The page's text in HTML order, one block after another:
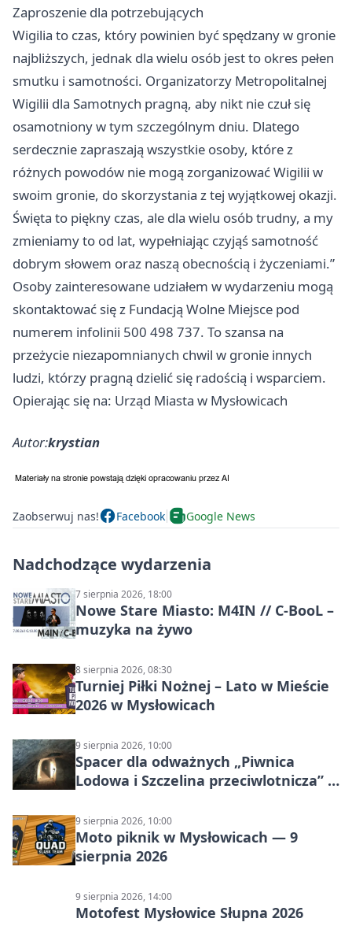
Zaproszenie dla potrzebujących
Wigilia to czas, który powinien być spędzany w gronie
najbliższych, jednak dla wielu osób jest to okres pełen
smutku i samotności. Organizatorzy Metropolitalnej
Wigilii dla Samotnych pragną, aby nikt nie czuł się
osamotniony w tym szczególnym dniu. Dlatego
serdecznie zapraszają wszystkie osoby, które z
różnych powodów nie mogą zorganizować Wigilii w
swoim gronie, do skorzystania z tej wyjątkowej okazji.
Święta to piękny czas, ale dla wielu osób trudny, a my
zmieniamy to od lat, wypełniając czyjąś samotność
dobrym słowem oraz naszą obecnością i życzeniami.”
Osoby zainteresowane udziałem w wydarzeniu mogą
skontaktować się z Fundacją Wolne Miejsce pod
numerem infolinii 500 498 737. To szansa na
przeżycie niezapomnianych chwil w gronie innych
ludzi, którzy pragną dzielić się radością i wsparciem.
Opierając się na: Urząd Miasta w Mysłowicach
Autor:krystian
Zaobserwuj nas! Facebook Google News
Nadchodzące wydarzenia
7 sierpnia 2026, 18:00
Nowe Stare Miasto: M4IN // C-BooL –
muzyka na żywo
8 sierpnia 2026, 08:30
Turniej Piłki Nożnej – Lato w Mieście
2026 w Mysłowicach
9 sierpnia 2026, 10:00
Spacer dla odważnych „Piwnica
Lodowa i Szczelina przeciwlotnicza” –
9 sierpnia 2026, 10:00
Moto piknik w Mysłowicach — 9
sierpnia 2026
9 sierpnia 2026, 14:00
Motofest Mysłowice Słupna 2026